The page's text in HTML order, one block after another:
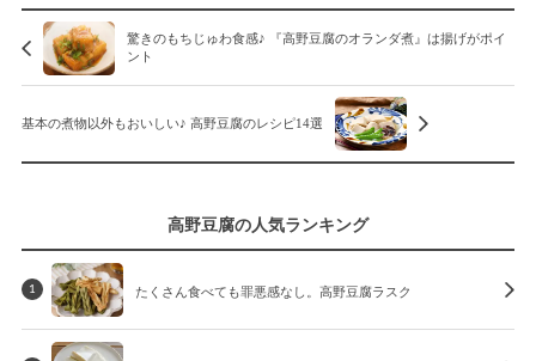
驚きのもちじゅわ食感♪ 『高野豆腐のオランダ煮』は揚げがポイ
ント
基本の煮物以外もおいしい♪ 高野豆腐のレシピ14選
高野豆腐の人気ランキング
1 たくさん食べても罪悪感なし。高野豆腐ラスク